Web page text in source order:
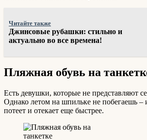
Читайте также
Джинсовые рубашки: стильно и
актуально во все времена!
Пляжная обувь на
Есть девушки, которые не представляют
Однако летом на шпильке не побегаешь –
потеет и отекает еще быстрее.